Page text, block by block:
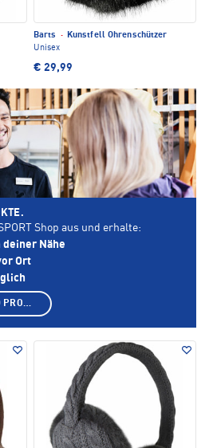
Barts ·
Kunstfell Ohrenschützer
Unisex
€ 29,99
Shop aus und erhalte:
Nähe
Ort
SHOP AUSWÄHLEN UND PRODUKTE ANZEIGEN